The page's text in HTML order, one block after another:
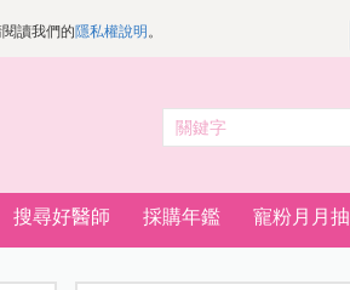
讀我們的隱私權說明 。
搜尋好醫師 採購年鑑 寵粉月月抽